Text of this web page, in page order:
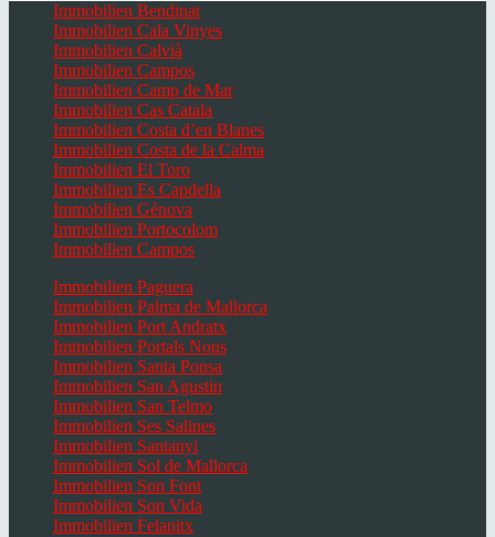
Immobilien Bendinat
Immobilien Cala Vinyes
Immobilien Calvià
Immobilien Campos
Immobilien Camp de Mar
Immobilien Cas Catala
Immobilien Costa d’en Blanes
Immobilien Costa de la Calma
Immobilien El Toro
Immobilien Es Capdella
Immobilien Génova
Immobilien Portocolom
Immobilien Campos
Immobilien Paguera
Immobilien Palma de Mallorca
Immobilien Port Andratx
Immobilien Portals Nous
Immobilien Santa Ponsa
Immobilien San Agustin
Immobilien San Telmo
Immobilien Ses Salines
Immobilien Santanyi
Immobilien Sol de Mallorca
Immobilien Son Font
Immobilien Son Vida
Immobilien Felanitx